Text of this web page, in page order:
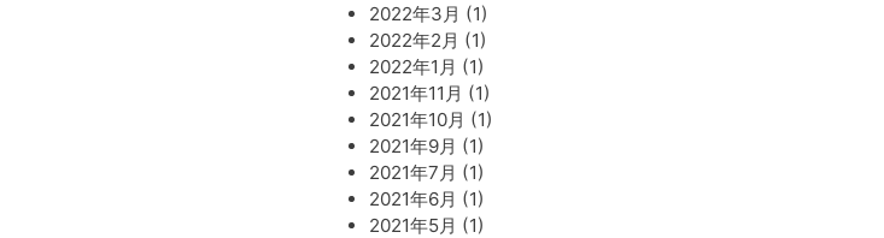
2022年3月 (1)
2022年2月 (1)
2022年1月 (1)
2021年11月 (1)
2021年10月 (1)
2021年9月 (1)
2021年7月 (1)
2021年6月 (1)
2021年5月 (1)